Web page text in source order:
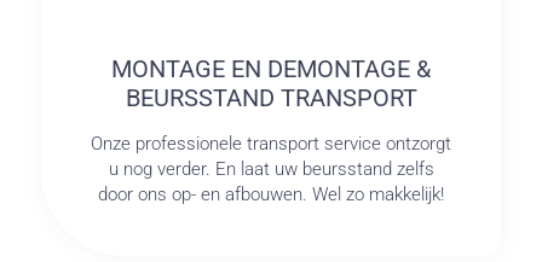
MONTAGE EN DEMONTAGE &
BEURSSTAND TRANSPORT
Onze professionele transport service ontzorgt
u nog verder. En laat uw beursstand zelfs
door ons op- en afbouwen. Wel zo makkelijk!